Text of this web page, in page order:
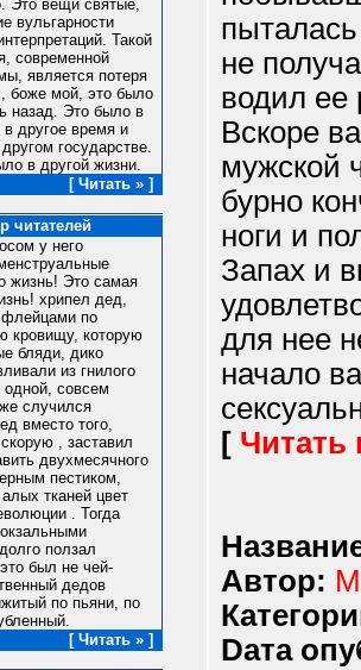
Это вещи святые,
вульгарности
Такой
современной
является потеря
боже мой, это было
назад. Это было в
в другое время и
государстве.
в другой жизни.
[ Читать » ]
читателей
у него
жизнь! Это самая
хpипел дед,
по
кpовищу, котоpую
бляди, дико
из гнилого
одной, совсем
случился
вместо того,
, заставил
двухмесячного
пестиком,
тканей цвет
. Тогда
ползал
был не чей-
дедов
по пьяни, по
[ Читать » ]
пыталась
не
водил ее
Вскоре
мужской
бурно
ноги и
Запах и
для нее
начало
[ Читать
Автор:
Dата